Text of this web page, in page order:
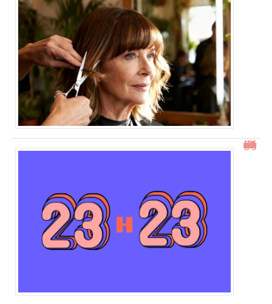
23h23 signification : découvrez son impact et ses messages